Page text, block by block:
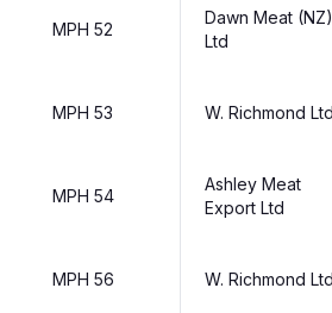
MPH 52
Dawn Meat (NZ)
Ltd
MPH 53 W. Richmond Ltd
MPH 54
Ashley Meat
Export Ltd
MPH 56 W. Richmond Ltd